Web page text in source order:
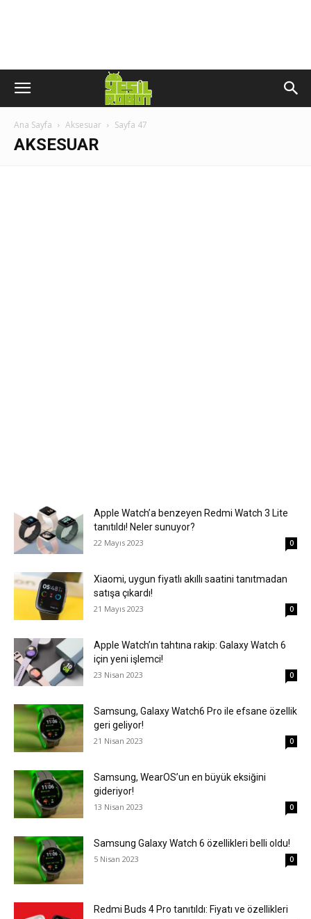
Ana Sayfa Aksesuar Sayfa 47
AKSESUAR
Apple Watch’a benzeyen Redmi Watch 3 Lite
tanıtıldı! Neler sunuyor?
22 Mayıs 2023 0
Xiaomi, uygun fiyatlı akıllı saatini tanıtmadan
satışa çıkardı!
21 Mayıs 2023 0
Apple Watch’ın tahtına rakip: Galaxy Watch 6
için yeni işlemci!
23 Nisan 2023 0
Samsung, Galaxy Watch6 Pro ile efsane özellik
geri geliyor!
21 Nisan 2023 0
Samsung, WearOS’un en büyük eksiğini
gideriyor!
13 Nisan 2023 0
Samsung Galaxy Watch 6 özellikleri belli oldu!
5 Nisan 2023 0
Redmi Buds 4 Pro tanıtıldı: Fiyatı ve özellikleri